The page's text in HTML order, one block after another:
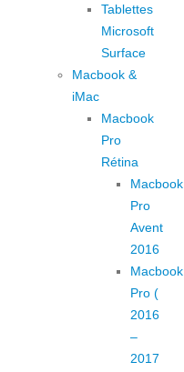
Tablettes
Microsoft
Surface
Macbook &
iMac
Macbook
Pro
Rétina
Macbook
Pro
Avent
2016
Macbook
Pro (
2016
–
2017